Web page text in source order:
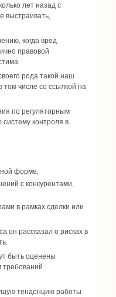
лет назад с
выстраивать,
когда вред
правовой
рода такой наш
том числе со ссылкой на
по регуляторным
контроля в
форме;
с конкурентами,
в рамках сделки или
он рассказал о рисках в
быть оценены
требований
тенденцию работы